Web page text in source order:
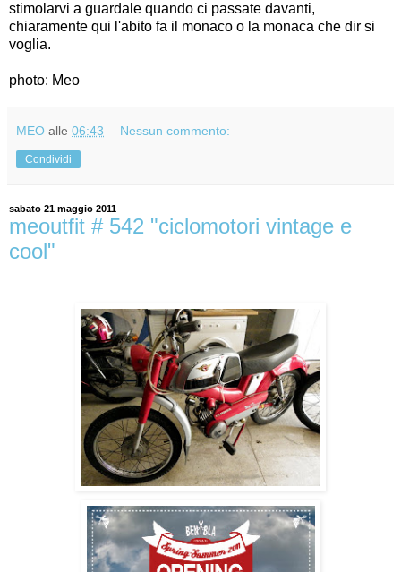
stimolarvi a guardale quando ci passate davanti,
chiaramente qui l'abito fa il monaco o la monaca che dir si
voglia.
photo: Meo
MEO alle 06:43 Nessun commento:
Condividi
sabato 21 maggio 2011
meoutfit # 542 "ciclomotori vintage e
cool"